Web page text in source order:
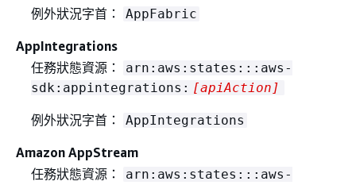
例外狀況字首： AppFabric
AppIntegrations
任務狀態資源：
arn:aws:states:::aws-
sdk:appintegrations: [apiAction]
例外狀況字首： AppIntegrations
Amazon AppStream
任務狀態資源：
arn:aws:states:::aws-